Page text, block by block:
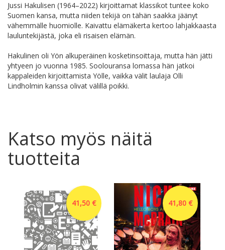
Jussi Hakulisen (1964–2022) kirjoittamat klassikot tuntee koko
Suomen kansa, mutta niiden tekijä on tähän saakka jäänyt
vähemmälle huomiolle. Kaivattu elämäkerta kertoo lahjakkaasta
lauluntekijästä, joka eli risaisen elämän.
Hakulinen oli Yön alkuperäinen kosketinsoittaja, mutta hän jätti
yhtyeen jo vuonna 1985. Soolouransa lomassa hän jatkoi
kappaleiden kirjoittamista Yölle, vaikka välit laulaja Olli
Lindholmin kanssa olivat välillä poikki.
Katso myös näitä
tuotteita
41,50 € 41,80 €